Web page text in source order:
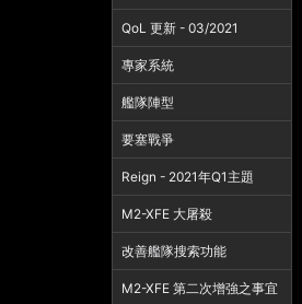
QoL 更新 - 03/2021
專家系統
艦隊陣型
要塞戰爭
Reign - 2021年Q1主題
M2-XFE 大屠殺
改善艦隊搜索功能
M2-XFE 第二次增強之事宜